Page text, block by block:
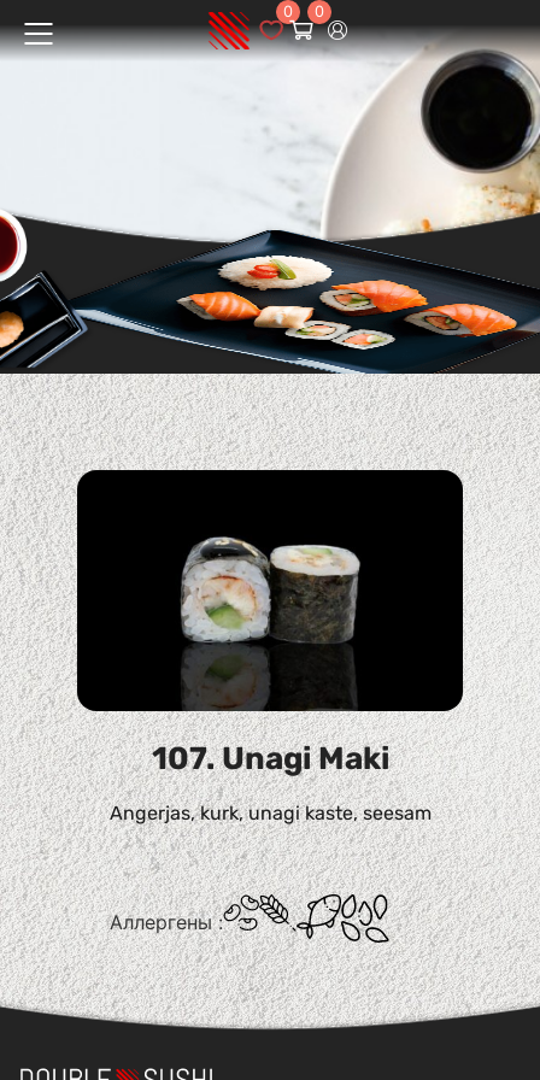
0 0
Menüü
107. Unagi Maki
Angerjas, kurk, unagi kaste, seesam
Аллергены :